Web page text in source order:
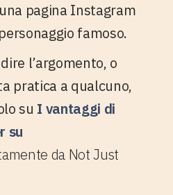
pagina Instagram
famoso.
l’argomento, o
pratica a qualcuno,
su I vantaggi di
su
da Not Just